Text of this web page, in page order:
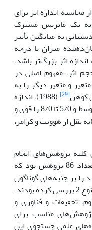
اندازه اثر برای
به یک ماتریس مشترک
به میانگین تأثیر
اثر، نشان‌دهنده میزان یا درجه
اثر بزرگ‌تر باشد،
اثر، مفهوم اصلی در
و متغیر دیگر را به
کوهن[29]
(1988)، اندازه
اثر 0/0 تا 2/0 را کوچک، 2/0 تا 5/0 را متوسط و 5/0 تا 8/0 را قوی و
(به نقل از هوویت و کرامر،
پژوهش‌های انجام
شده بین سال‌های 1392 تا 1402 به تعداد 86 پژوهش بود که
بر جنبه‌های گوناگون
ابعاد روانی-اجتماعی مبتلایان به دیابت نوع 2 بررسی کرده بودند.
تحقیقات و فناوری و
مناسب برای
علمی جستجوی این